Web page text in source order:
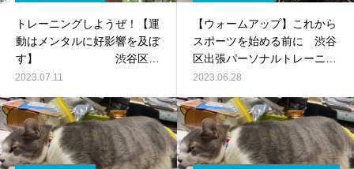
トレーニングしようぜ！【運
動はメンタルに好影響を及ぼ
す】 渋谷区出
張パーソナルトレーニング
2023.07.11
【ウォームアップ】これから
スポーツを始める前に 渋谷
区出張パーソナルトレーニン
グ
2023.06.28